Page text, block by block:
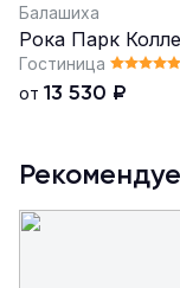
Балашиха
Рока Парк
Гостиница
от 13 530 ₽